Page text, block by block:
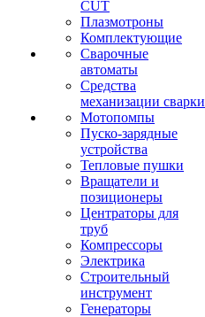
CUT
Плазмотроны
Комплектующие
Сварочные
автоматы
Средства
механизации сварки
Мотопомпы
Пуско-зарядные
устройства
Тепловые пушки
Вращатели и
позиционеры
Центраторы для
труб
Компрессоры
Электрика
Строительный
инструмент
Генераторы